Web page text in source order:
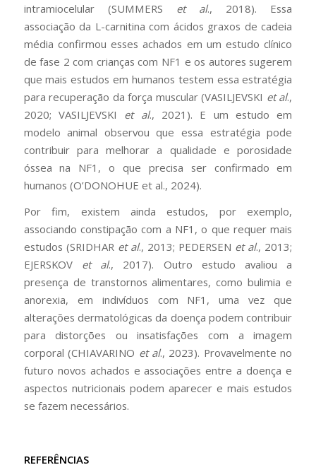
intramiocelular (SUMMERS et al., 2018). Essa
associação da L-carnitina com ácidos graxos de cadeia
média confirmou esses achados em um estudo clínico
de fase 2 com crianças com NF1 e os autores sugerem
que mais estudos em humanos testem essa estratégia
para recuperação da força muscular (VASILJEVSKI et al.,
2020; VASILJEVSKI et al., 2021). E um estudo em
modelo animal observou que essa estratégia pode
contribuir para melhorar a qualidade e porosidade
óssea na NF1, o que precisa ser confirmado em
humanos (O’DONOHUE et al., 2024).
Por fim, existem ainda estudos, por exemplo,
associando constipação com a NF1, o que requer mais
estudos (SRIDHAR et al., 2013; PEDERSEN et al., 2013;
EJERSKOV et al., 2017). Outro estudo avaliou a
presença de transtornos alimentares, como bulimia e
anorexia, em indivíduos com NF1, uma vez que
alterações dermatológicas da doença podem contribuir
para distorções ou insatisfações com a imagem
corporal (CHIAVARINO et al., 2023). Provavelmente no
futuro novos achados e associações entre a doença e
aspectos nutricionais podem aparecer e mais estudos
se fazem necessários.
REFERÊNCIAS